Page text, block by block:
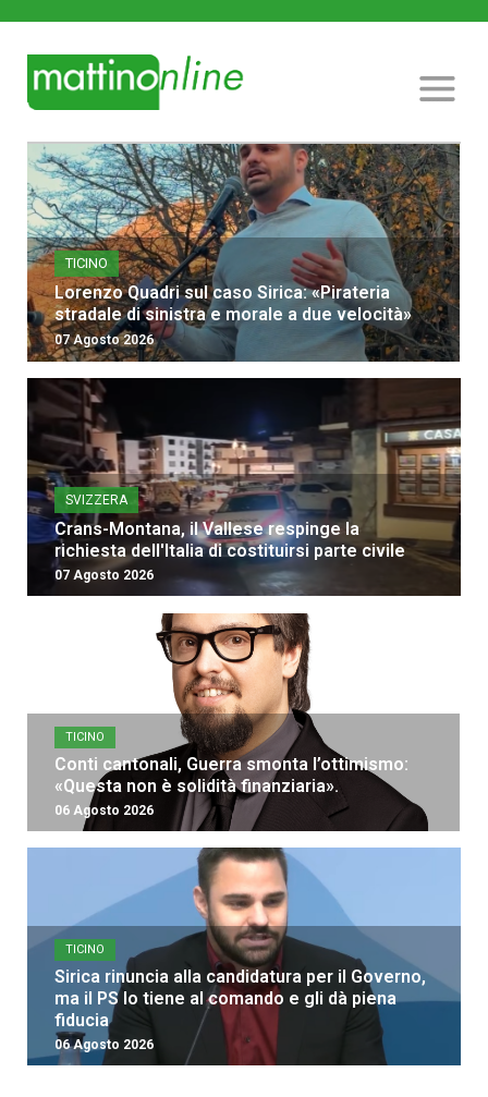
TICINO
Lorenzo Quadri sul caso Sirica: «Pirateria
stradale di sinistra e morale a due velocità»
07 Agosto 2026
SVIZZERA
Crans-Montana, il Vallese respinge la
richiesta dell'Italia di costituirsi parte civile
07 Agosto 2026
TICINO
Conti cantonali, Guerra smonta l’ottimismo:
«Questa non è solidità finanziaria».
06 Agosto 2026
TICINO
Sirica rinuncia alla candidatura per il Governo,
ma il PS lo tiene al comando e gli dà piena
fiducia
06 Agosto 2026